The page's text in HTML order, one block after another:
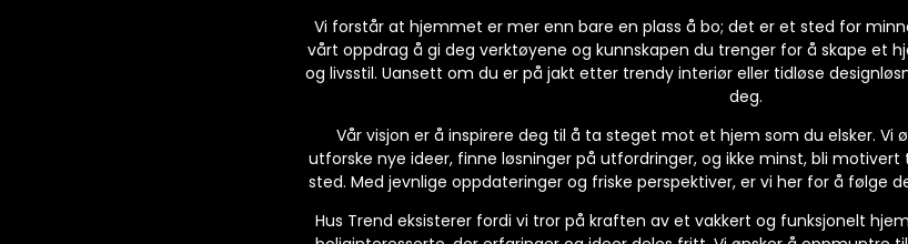
Vi forstår at hjemmet er mer enn bare en plass å bo; det er et sted for
vårt oppdrag å gi deg verktøyene og kunnskapen du trenger for å skape et
og livsstil. Uansett om du er på jakt etter trendy interiør eller tidløse
deg.
Vår visjon er å inspirere deg til å ta steget mot et hjem som du elsker. Vi
utforske nye ideer, finne løsninger på utfordringer, og ikke minst, bli
sted. Med jevnlige oppdateringer og friske perspektiver, er vi her for å følge
Hus Trend eksisterer fordi vi tror på kraften av et vakkert og funksjonelt